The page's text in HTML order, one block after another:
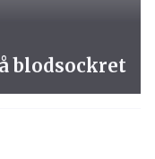
blodsockret